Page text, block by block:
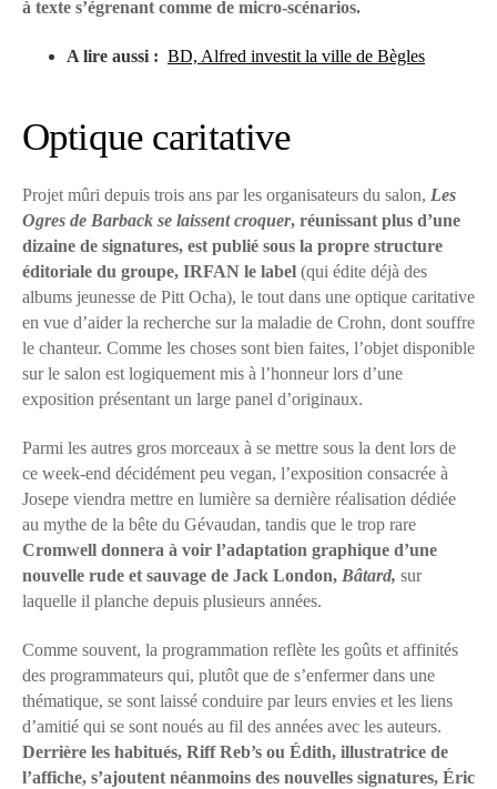
à texte s’égrenant comme de micro-scénarios.
A lire aussi : BD, Alfred investit la ville de Bègles
Optique caritative
Projet mûri depuis trois ans par les organisateurs du salon, Les
Ogres de Barback se laissent croquer, réunissant plus d’une
dizaine de signatures, est publié sous la propre structure
éditoriale du groupe, IRFAN le label (qui édite déjà des
albums jeunesse de Pitt Ocha), le tout dans une optique caritative
en vue d’aider la recherche sur la maladie de Crohn, dont souffre
le chanteur. Comme les choses sont bien faites, l’objet disponible
sur le salon est logiquement mis à l’honneur lors d’une
exposition présentant un large panel d’originaux.
Parmi les autres gros morceaux à se mettre sous la dent lors de
ce week-end décidément peu vegan, l’exposition consacrée à
Josepe viendra mettre en lumière sa dernière réalisation dédiée
au mythe de la bête du Gévaudan, tandis que le trop rare
Cromwell donnera à voir l’adaptation graphique d’une
nouvelle rude et sauvage de Jack London, Bâtard, sur
laquelle il planche depuis plusieurs années.
Comme souvent, la programmation reflète les goûts et affinités
des programmateurs qui, plutôt que de s’enfermer dans une
thématique, se sont laissé conduire par leurs envies et les liens
d’amitié qui se sont noués au fil des années avec les auteurs.
Derrière les habitués, Riff Reb’s ou Édith, illustratrice de
l’affiche, s’ajoutent néanmoins des nouvelles signatures, Éric